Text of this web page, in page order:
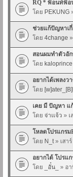
RQ * ฟ้อนท์ฟ้อ
โดย PEKUNG
ช่วยแก้ปัญหาเกี่
โดย 4change
สอนผมทำตัวอั
โดย kaloprince
อยากได้เพลงว
โดย
เคย มี ปัญหา แ
โดย จ่าเเจ้ว » เ
โหลดโปรแกรม
โดย N_t» เสา
อยากได้ โปรแ
โดย
_อั๋น_ » อ